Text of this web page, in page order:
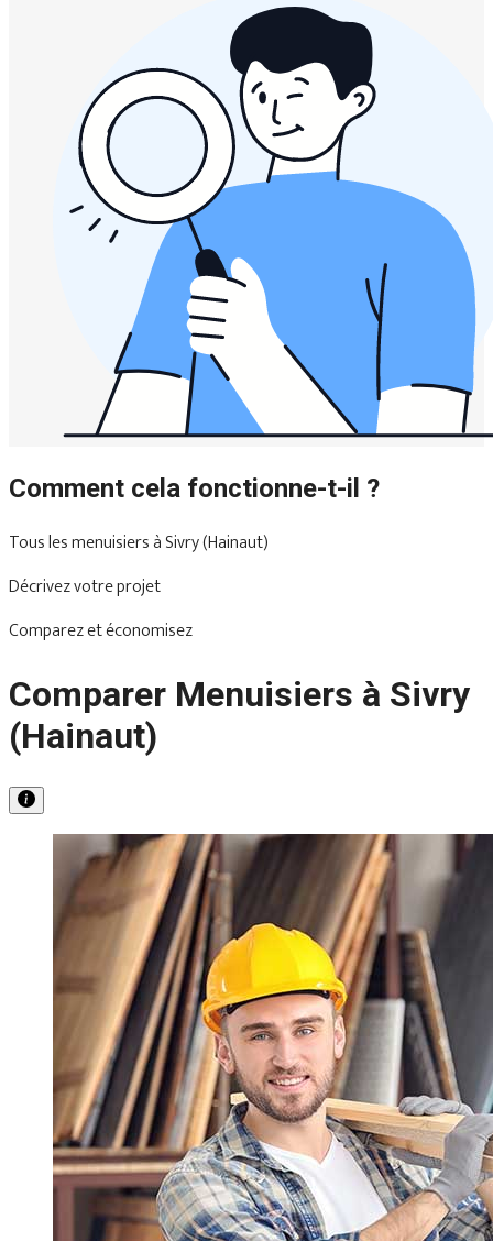
Comment cela fonctionne-t-il ?
Tous les menuisiers à Sivry (Hainaut)
Décrivez votre projet
Comparez et économisez
Comparer Menuisiers à Sivry
(Hainaut)